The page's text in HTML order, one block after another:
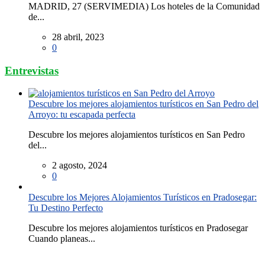
MADRID, 27 (SERVIMEDIA) Los hoteles de la Comunidad
de...
28 abril, 2023
0
Entrevistas
Descubre los mejores alojamientos turísticos en San Pedro del
Arroyo: tu escapada perfecta
Descubre los mejores alojamientos turísticos en San Pedro
del...
2 agosto, 2024
0
Descubre los Mejores Alojamientos Turísticos en Pradosegar:
Tu Destino Perfecto
Descubre los mejores alojamientos turísticos en Pradosegar
Cuando planeas...